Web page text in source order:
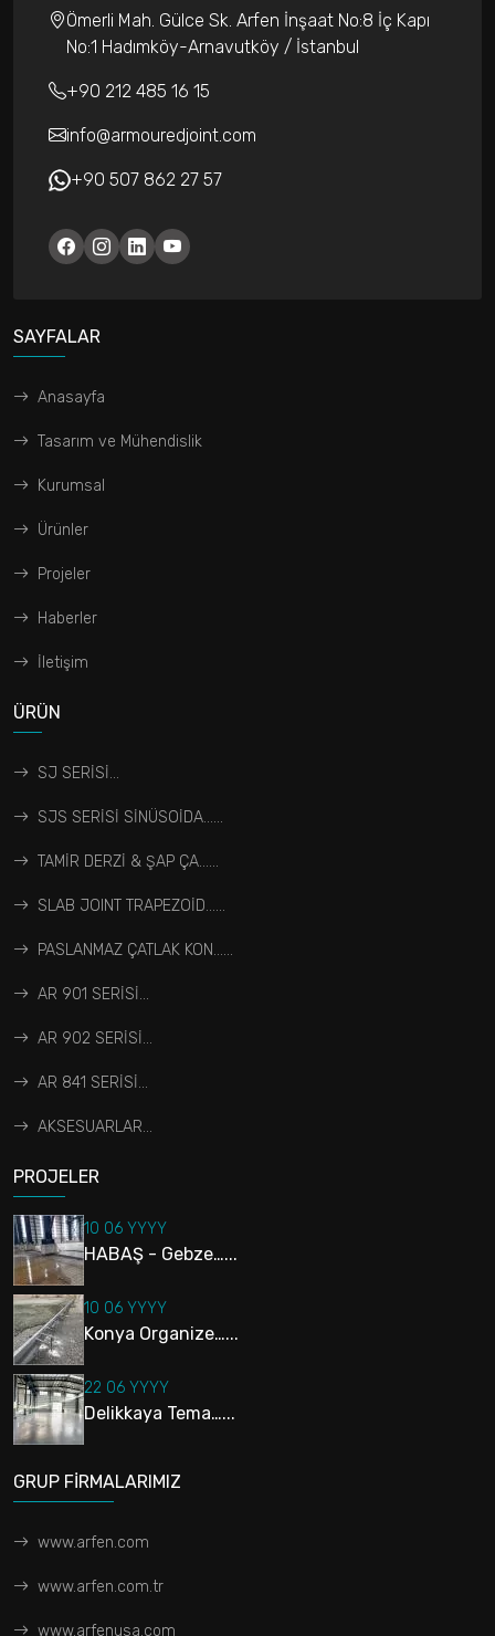
Ömerli Mah. Gülce Sk. Arfen İnşaat No:8 İç Kapı
No:1 Hadımköy-Arnavutköy / İstanbul
+90 212 485 16 15
info@armouredjoint.com
+90 507 862 27 57
SAYFALAR
Anasayfa
Tasarım ve Mühendislik
Kurumsal
Ürünler
Projeler
Haberler
İletişim
ÜRÜN
SJ SERİSİ...
SJS SERİSİ SİNÜSOİDA…...
TAMİR DERZİ & ŞAP ÇA…...
SLAB JOINT TRAPEZOİD…...
PASLANMAZ ÇATLAK KON…...
AR 901 SERİSİ...
AR 902 SERİSİ...
AR 841 SERİSİ...
AKSESUARLAR...
PROJELER
10 06 YYYY
HABAŞ - Gebze…...
10 06 YYYY
Konya Organize…...
22 06 YYYY
Delikkaya Tema…...
GRUP FİRMALARIMIZ
www.arfen.com
www.arfen.com.tr
www.arfenusa.com